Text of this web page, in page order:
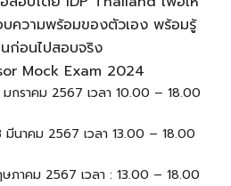
ความพร้อมของตัวเอง พร้อมรู้
ก่อนไปสอบจริง
Mock Exam 2024
มกราคม 2567 เวลา 10.00 – 18.00
มีนาคม 2567 เวลา 13.00 – 18.00
ภาคม 2567 เวลา : 13.00 – 18.00